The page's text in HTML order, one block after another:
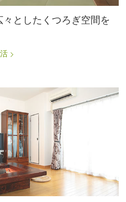
としたくつろぎ空間を